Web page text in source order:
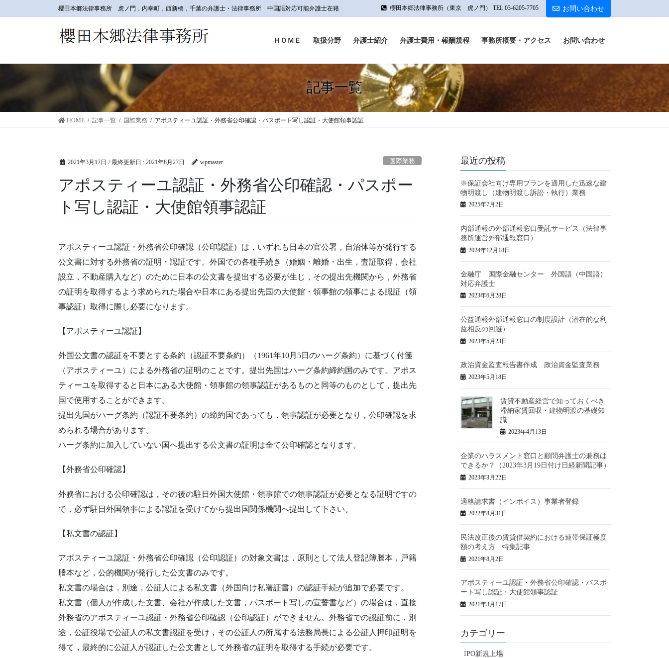
ン
に
ビ
ョ
移
動
櫻田本郷法律事務所 虎ノ門，内幸町，西新橋，千葉の弁護士・法律事務所 中国語対応可能弁護士在籍 櫻田本郷法律事務所（東京 虎ノ門） TEL 03-6205-7705 お問い合わせ
ＨＯＭＥ 取扱分野 弁護士紹介 弁護士費用・報酬規程 事務所概要・アクセス お問い合わせ
記事一覧
HOME 記事一覧 国際業務 アポスティーユ認証・外務省公印確認・パスポート写し認証・大使館領事認証
2021年3月17日 / 最終更新日 : 2021年8月27日 wpmaster 国際業務
アポスティーユ認証・外務省公印確認・パスポー
ト写し認証・大使館領事認証
アポスティーユ認証・外務省公印確認（公印認証）は，いずれも日本の官公署，自治体等が発行する
公文書に対する外務省の証明・認証です。外国での各種手続き（婚姻・離婚・出生，査証取得，会社
設立，不動産購入など）のために日本の公文書を提出する必要が生じ，その提出先機関から，外務省
の証明を取得するよう求められた場合や日本にある提出先国の大使館・領事館の領事による認証（領
事認証）取得に際し必要になります。
【アポスティーユ認証】
外国公文書の認証を不要とする条約（認証不要条約）（1961年10月5日のハーグ条約）に基づく付箋
（アポスティーユ）による外務省の証明のことです。提出先国はハーグ条約締約国のみです。アポス
ティーユを取得すると日本にある大使館・領事館の領事認証があるものと同等のものとして，提出先
国で使用することができます。
提出先国がハーグ条約（認証不要条約）の締約国であっても，領事認証が必要となり，公印確認を求
められる場合があります。
ハーグ条約に加入していない国へ提出する公文書の証明は全て公印確認となります。
【外務省公印確認】
外務省における公印確認は，その後の駐日外国大使館・領事館での領事認証が必要となる証明ですの
で，必ず駐日外国領事による認証を受けてから提出国関係機関へ提出して下さい。
【私文書の認証】
アポスティーユ認証・外務省公印確認（公印認証）の対象文書は，原則として法人登記簿謄本，戸籍
謄本など，公的機関が発行した公文書のみです。
私文書の場合は，別途，公証人による私文書（外国向け私署証書）の認証手続が追加で必要です。
私文書（個人が作成した文書、会社が作成した文書，パスポート写しの宣誓書など）の場合は，直接
外務省のアポスティーユ認証・外務省公印確認（公印認証）ができません。外務省での認証前に，別
途，公証役場で公証人の私文書認証を受け，その公証人の所属する法務局長による公証人押印証明を
得て，最終的に公証人が認証した公文書として外務省の証明を取得する手続が必要です。
最近の投稿
※保証会社向け専用プランを適用した迅速な建
物明渡し（建物明渡し訴訟・執行）業務
2025年7月2日
内部通報の外部通報窓口受託サービス（法律事
務所運営外部通報窓口）
2024年12月18日
金融庁 国際金融センター 外国語（中国語）
対応弁護士
2023年6月28日
公益通報外部通報窓口の制度設計（潜在的な利
益相反の回避）
2023年5月23日
政治資金監査報告書作成 政治資金監査業務
2023年5月18日
賃貸不動産経営で知っておくべき
滞納家賃回収・建物明渡の基礎知
識
2023年4月13日
企業のハラスメント窓口と顧問弁護士の兼務は
できるか？（2023年3月19日付け日経新聞記事）
2023年3月22日
適格請求書（インボイス）事業者登録
2022年8月31日
民法改正後の賃貸借契約における連帯保証極度
額の考え方 特集記事
2021年8月2日
アポスティーユ認証・外務省公印確認・パスポ
ート写し認証・大使館領事認証
2021年3月17日
カテゴリー
IPO新規上場